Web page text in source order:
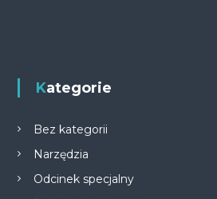
Kategorie
Bez kategorii
Narzędzia
Odcinek specjalny